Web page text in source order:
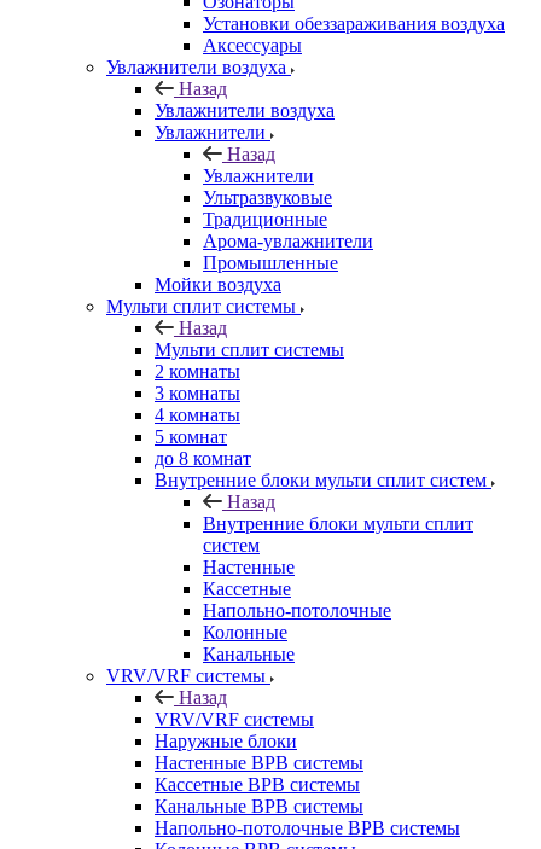
Установки обеззараживания воздуха
Аксессуары
Увлажнители воздуха
Назад
Увлажнители воздуха
Увлажнители
Назад
Увлажнители
Ультразвуковые
Традиционные
Арома-увлажнители
Промышленные
Мойки воздуха
Мульти сплит системы
Назад
Мульти сплит системы
2 комнаты
3 комнаты
4 комнаты
5 комнат
до 8 комнат
Внутренние блоки мульти сплит систем
Назад
Внутренние блоки мульти сплит
систем
Настенные
Кассетные
Напольно-потолочные
Колонные
Канальные
VRV/VRF системы
Назад
VRV/VRF системы
Наружные блоки
Настенные ВРВ системы
Кассетные ВРВ системы
Канальные ВРВ системы
Напольно-потолочные ВРВ системы